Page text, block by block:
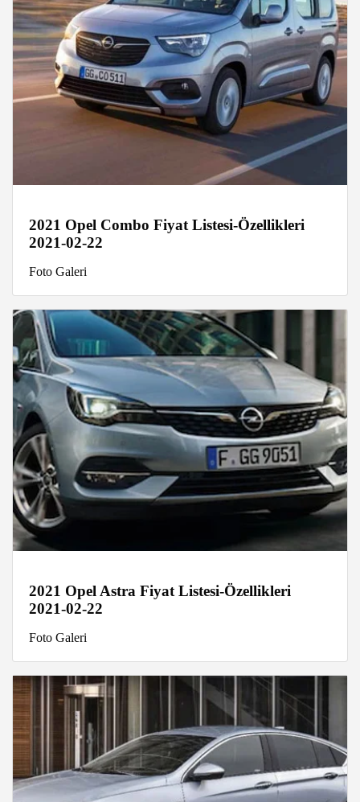
2021 Opel Combo Fiyat Listesi-Özellikleri
2021-02-22
Foto Galeri
2021 Opel Astra Fiyat Listesi-Özellikleri
2021-02-22
Foto Galeri